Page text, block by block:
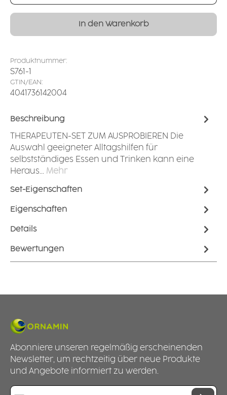
In den Warenkorb
Produktnummer:
S761-1
GTIN/EAN:
4041736142004
Beschreibung
THERAPEUTEN-SET ZUM AUSPROBIEREN Die
Auswahl geeigneter Alltagshilfen für
selbstständiges Essen und Trinken kann eine
Heraus… Mehr
Set-Eigenschaften
Eigenschaften
Details
Bewertungen
Abonniere unseren regelmäßig erscheinenden
Newsletter, um rechtzeitig über neue Produkte
und Angebote informiert zu werden.
E-Mail-Adresse*